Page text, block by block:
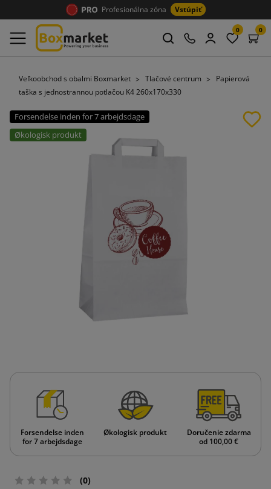
Profesionálna zóna Vstúpiť
0 0
Veľkoobchod s obalmi Boxmarket Tlačové centrum
Papierová
taška s jednostrannou potlačou K4 260x170x330
Forsendelse inden for 7 arbejdsdage
Økologisk produkt
Forsendelse inden
for 7 arbejdsdage
Økologisk produkt
Doručenie zdarma
od 100,00 €
(0)